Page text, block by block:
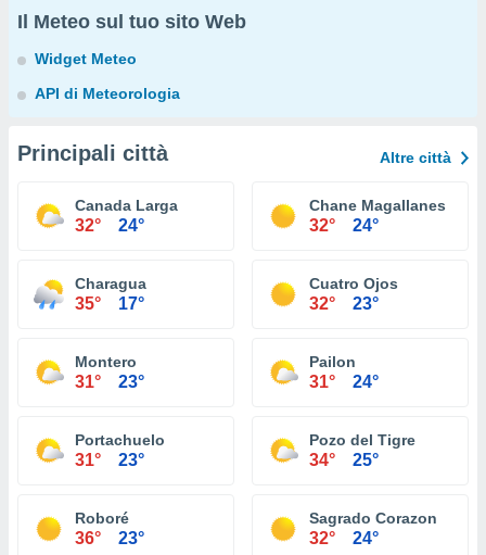
Il Meteo sul tuo sito Web
Widget Meteo
API di Meteorologia
Principali città Altre città
Canada Larga
32° 24°
Chane Magallanes
32° 24°
Charagua
35° 17°
Cuatro Ojos
32° 23°
Montero
31° 23°
Pailon
31° 24°
Portachuelo
31° 23°
Pozo del Tigre
34° 25°
Roboré
36° 23°
Sagrado Corazon
32° 24°